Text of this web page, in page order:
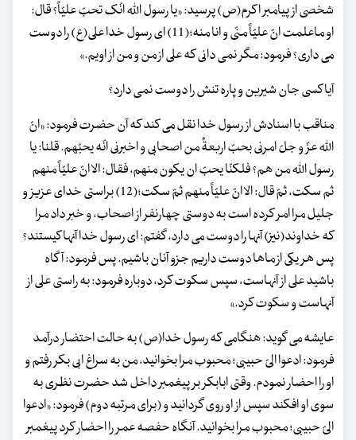
شخصی از پیامبر اکرم(ص) پرسید: «یا رسول اللّه انّک تحبّ علیّاً؟ قال:
او ماعلمت انّ علیّاً منّی و انا منه؛(11) ای رسول خدا علی(ع) را دوست
می داری؟ فرمود: مگر نمی دانی که علی از من و من از اویم.»
آیا کسی جان شیرین و پاره تنش را دوست نمی دارد؟
مناقب با اسنادش از رسول خدا نقل می کند که آن حضرت فرمود: «انّ
اللّه عزّ و جلّ امرنی بحبّ اربعةٌ من اصحابی و اخبرنی انّه یحبّهم. قلنا: یا
رسول اللّه من هم؟ فلکنّا یحبّ ان یکون منهم، فقال: الا انّ علیّاً منهم
ثم سکت، ثمّ قال: الا انّ علیّاً منهم ثمّ سکت؛(12) براستی خدای عزیز و
جلیل مرا امر کرده است به دوستی چهارنفر از اصحاب، و خبر داد مرا
که خداوند(نیز) آنها را دوست می دارد، گفتم: ای رسول خدا آنها کیستند؟
پس هر یکی از ماها دوست داریم جزو آنان باشیم. پس فرمود: آگاه
باشید علی از آنهاست، سپس سکوت کرد، دوباره فرمود: به راستی علی از
آنهاست و سکوت کرد.»
عایشه می گوید: هنگامی که رسول خدا(ص) به حالت احتضار درآمد
فرمود: ادعوا الیّ حبیبی؛ محبوب مرا بخوانید، من به سراغ ابی بکر رفتم و
او را احضار نمودم. وقتی ابابکر بر پیغمبر داخل شد حضرت نظری به
سوی او افکند سپس از او روی گردانید و (برای مرتبه دوم) فرمود: «ادعوا
الیّ حبیبی؛ محبوب مرا بخوانید. آنگاه حفصه عمر را احضار کرد پیغمبر